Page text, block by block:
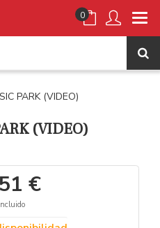
0
(VIDEO)
€